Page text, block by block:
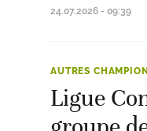
24.07.2026 - 09:39
AUTRES
Ligue